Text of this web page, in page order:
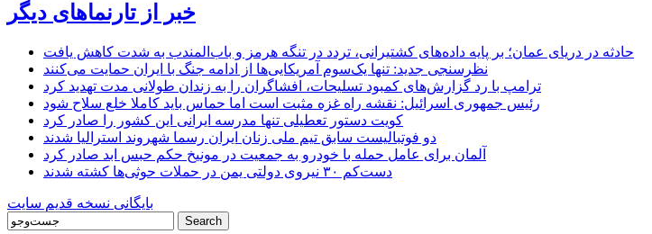
خبر از تارنماهای دیگر
حادثه در دریای عمان؛ بر پایه داده‌های کشتیرانی، تردد در تنگه هرمز و باب‌المندب به شدت کاهش یافت
نظرسنجی جدید: تنها یک‌سوم آمریکایی‌ها از ادامه جنگ با ایران حمایت می‌کنند
ترامپ با رد گزارش‌های کمبود تسلیحات، افشاگران را به زندان طولانی مدت تهدید کرد
رئیس‌ جمهوری اسرائیل: نقشه راه غزه مثبت است اما حماس باید کاملا خلع سلاح شود
کویت دستور تعطیلی تنها مدرسه ایرانی این کشور را صادر کرد
دو فوتبالیست سابق تیم ملی زنان ایران رسما شهروند استرالیا شدند
آلمان برای عامل حمله با خودرو به جمعیت در مونیخ حکم حبس ابد صادر کرد
دست‌کم ۳۰ نیروی دولتی یمن در حملات حوثی‌ها کشته شدند
بایگانی نسخه قدیم سایت